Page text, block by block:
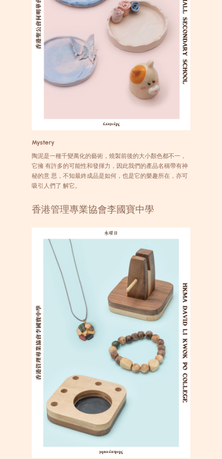
Mystery
陶泥是一種千變萬化的藝術，燒製前後的大小顏色都不一，
它擁 有許多的可能性和發揮力，因此我們的產品名稱帶有神
秘的意 思，不知最終成品是如何，也是它的樂趣所在，亦可
吸引人們了 解它。
香港管理專業協會李國寶中學